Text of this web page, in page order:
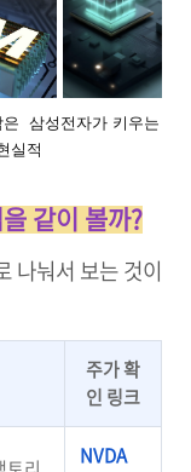
삼성전자가 키우는
실적
같이 볼까?
나눠서 보는 것이
주가 확
인 링크
NVDA